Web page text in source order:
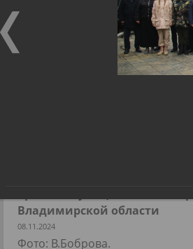
Главная Фотогалерея ›
Заседание Совета представительных
муниципальных образований
Владимирской области
08.11.2024
Фото: В.Боброва.